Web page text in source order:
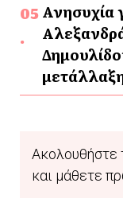
Ανησυχία
Ακολουθήστε
και μάθετε